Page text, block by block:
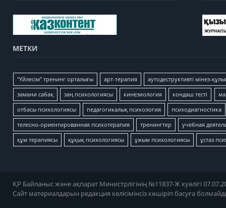
МЕТКИ
"Үйлесім" тренинг орталығы арт-терапия аутодеструктивті мінез-
замани сабақ заң психологиясы кинезиология кондаш тесті
отбасы психологиясы педагогикалық психология психодиагностика
телесно-ориентированная психотерапия тренингтер учебная
құм терапиясы құқық психологиясы ұжым психологиясы ұстаз
ҚР Байланыс және ақпарат Министрлігінің №11837-Ж куәлігі
Сайт материалдарын редакция келісімінсіз көшіріп басуға